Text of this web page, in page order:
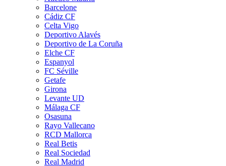
Barcelone
Cádiz CF
Celta Vigo
Deportivo Alavés
Deportivo de La Coruña
Elche CF
Espanyol
FC Séville
Getafe
Girona
Levante UD
Málaga CF
Osasuna
Rayo Vallecano
RCD Mallorca
Real Betis
Real Sociedad
Real Madrid